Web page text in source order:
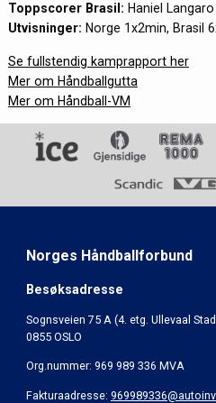
Toppscorer Brasil: Haniel
Utvisninger: Norge 1x2min, Brasil
Se fullstendig kamprapport her
Mer om Håndballgutta
Mer om Håndball-VM
Norges Håndballforbund
Besøksadresse
Sognsveien 75 A (4. etg. Ullevaal
0855 OSLO
Org.nummer: 969 989 336 MVA
Fakturaadresse: